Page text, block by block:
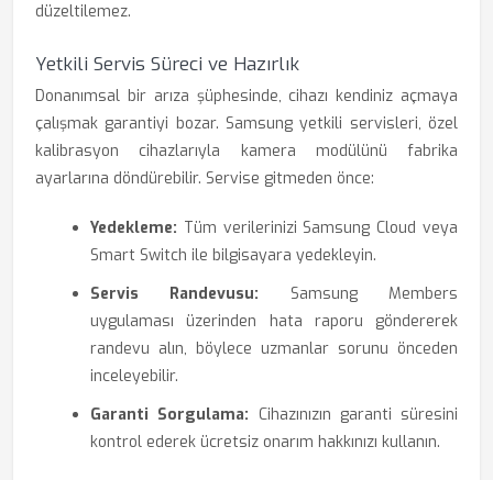
düzeltilemez.
Yetkili Servis Süreci ve Hazırlık
Donanımsal bir arıza şüphesinde, cihazı kendiniz açmaya
çalışmak garantiyi bozar. Samsung yetkili servisleri, özel
kalibrasyon cihazlarıyla kamera modülünü fabrika
ayarlarına döndürebilir. Servise gitmeden önce:
Yedekleme: Tüm verilerinizi Samsung Cloud veya
Smart Switch ile bilgisayara yedekleyin.
Servis Randevusu: Samsung Members
uygulaması üzerinden hata raporu göndererek
randevu alın, böylece uzmanlar sorunu önceden
inceleyebilir.
Garanti Sorgulama: Cihazınızın garanti süresini
kontrol ederek ücretsiz onarım hakkınızı kullanın.